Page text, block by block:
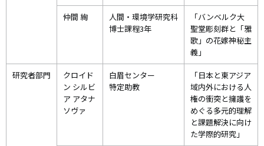
仲間 絢
人間・環境学研究科
博士課程3年
「バンベルク大
聖堂彫刻群と「雅
歌」の花嫁神秘主
義」
研究者部門
クロイド
ン シルビ
ア アタナ
ソヴァ
白眉センター
特定助教
「日本と東アジア
域内外における人
権の衝突と擁護を
めぐる多元的理解
と課題解決に向け
た学際的研究」